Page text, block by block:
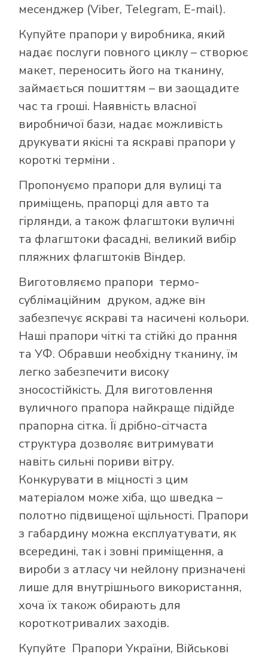
месенджер (Viber, Telegram, E-mail).
Купуйте прапори у виробника, який
надає послуги повного циклу – створює
макет, переносить його на тканину,
займається пошиттям – ви заощадите
час та гроші. Наявність власної
виробничої бази, надає можливість
друкувати якісні та яскраві прапори у
короткі терміни .
Пропонуємо прапори для вулиці та
приміщень, прапорці для авто та
гірлянди, а також флагштоки вуличні
та флагштоки фасадні, великий вибір
пляжних флагштоків Віндер.
Виготовляємо прапори термо-
сублімаційним друком, адже він
забезпечує яскраві та насичені кольори.
Наші прапори чіткі та стійкі до прання
та УФ. Обравши необхідну тканину, їм
легко забезпечити високу
зносостійкість. Для виготовлення
вуличного прапора найкраще підійде
прапорна сітка. Її дрібно-сітчаста
структура дозволяє витримувати
навіть сильні пориви вітру.
Конкурувати в міцності з цим
матеріалом може хіба, що шведка –
полотно підвищеної щільності. Прапори
з габардину можна експлуатувати, як
всередині, так і зовні приміщення, а
вироби з атласу чи нейлону призначені
лише для внутрішнього використання,
хоча їх також обирають для
короткотривалих заходів.
Купуйте Прапори України, Військові